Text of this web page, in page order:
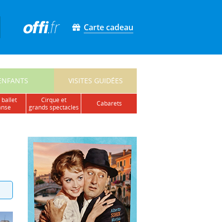
Carte cadeau
VISITES GUIDÉES
ballet
cirque et
grands spectacles
cabarets